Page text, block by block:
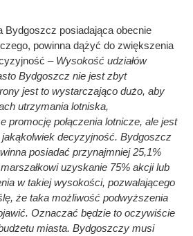
Bydgoszcz posiadająca obecnie
powinna dążyć do zwiększenia
–Wysokość udziałów
Bydgoszcz nie jest zbyt
jest to wystarczająco dużo, aby
utrzymania lotniska,
promocję połączenia lotnicze, ale jest
jakąkolwiek decyzyjność. Bydgoszcz
posiadać przynajmniej 25,1%
uzyskanie 75% akcji lub
w takiej wysokości, pozwalającego
że taka możliwość podwyższenia
Oznaczać będzie to oczywiście
miasta. Bydgoszczy musi